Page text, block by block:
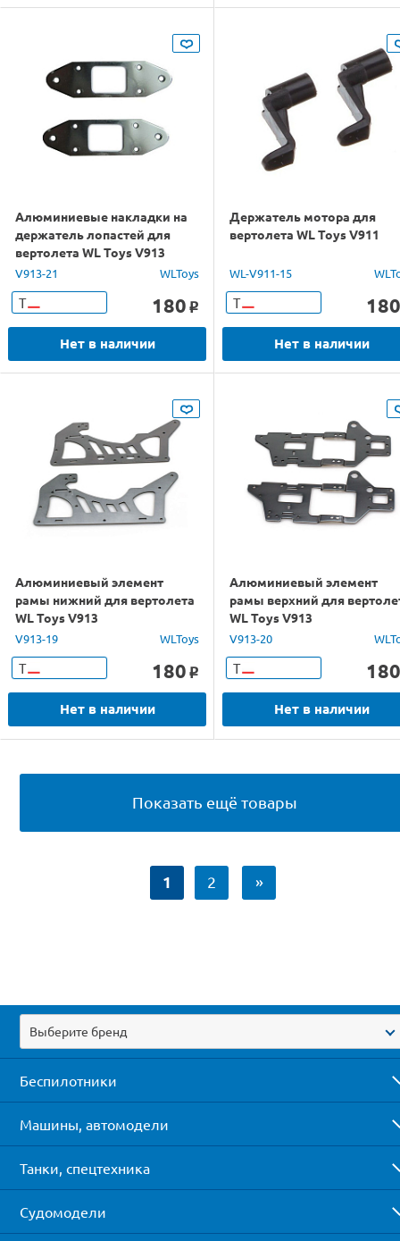
Алюминиевые накладки на
держатель лопастей для
вертолета WL Toys V913
V913-21 WLToys
Т 180 o
Нет в наличии
Держатель мотора для
вертолета WL Toys V911
WL-V911-15
Т 180
Нет в наличии
Алюминиевый элемент
рамы нижний для вертолета
WL Toys V913
V913-19 WLToys
Т 180 o
Нет в наличии
Алюминиевый элемент
рамы верхний для
WL Toys V913
V913-20
Т 180
Нет в наличии
Показать ещё товары
1 2 »
Выберите бренд
Беспилотники
Машины, автомодели
Танки, спецтехника
Судомодели